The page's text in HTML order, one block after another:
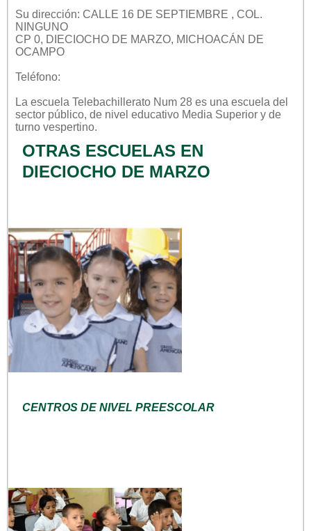
Su dirección: CALLE 16 DE SEPTIEMBRE , COL.
NINGUNO
CP 0, DIECIOCHO DE MARZO, MICHOACÁN DE
OCAMPO
Teléfono:
La escuela Telebachillerato Num 28 es una escuela del
sector público, de nivel educativo Media Superior y de
turno vespertino.
OTRAS ESCUELAS EN
DIECIOCHO DE MARZO
CENTROS DE NIVEL PREESCOLAR